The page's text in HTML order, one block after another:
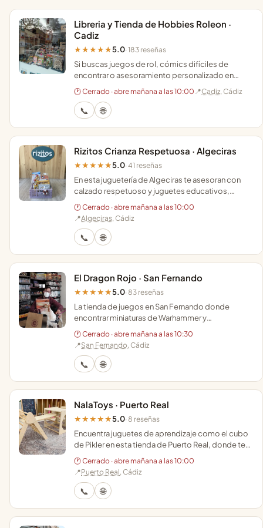
Libreria y Tienda de Hobbies Roleon ·
Cadiz
★★★★★5.0· 183 reseñas
Si buscas juegos de rol, cómics difíciles de
encontrar o asesoramiento personalizado en
Cádiz, este es el rincón donde la atención al
cliente destaca.
🕐 Cerrado · abre mañana a las 10:00 📍Cadiz, Cádiz
📞 🌐
Rizitos Crianza Respetuosa · Algeciras
★★★★★5.0· 41 reseñas
En esta juguetería de Algeciras te asesoran con
calzado respetuoso y juguetes educativos,
cuidando cada detalle en el trato y en sus envíos.
🕐 Cerrado · abre mañana a las 10:00
📍Algeciras, Cádiz
📞 🌐
El Dragon Rojo · San Fernando
★★★★★5.0· 83 reseñas
La tienda de juegos en San Fernando donde
encontrar miniaturas de Warhammer y
asesoramiento experto en un entorno de estética
medieval.
🕐 Cerrado · abre mañana a las 10:30
📍San Fernando, Cádiz
📞 🌐
NalaToys · Puerto Real
★★★★★5.0· 8 reseñas
Encuentra juguetes de aprendizaje como el cubo
de Pikler en esta tienda de Puerto Real, donde te
asesoran personalmente para el desarrollo de tu
bebé.
🕐 Cerrado · abre mañana a las 10:00
📍Puerto Real, Cádiz
📞 🌐